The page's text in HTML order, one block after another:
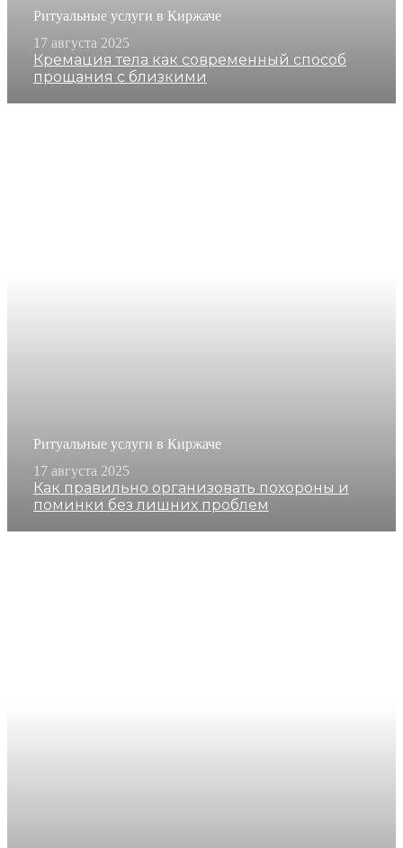
Ритуальные услуги в Киржаче
17 августа 2025
Кремация тела как современный способ
прощания с близкими
Ритуальные услуги в Киржаче
17 августа 2025
Как правильно организовать похороны и
поминки без лишних проблем